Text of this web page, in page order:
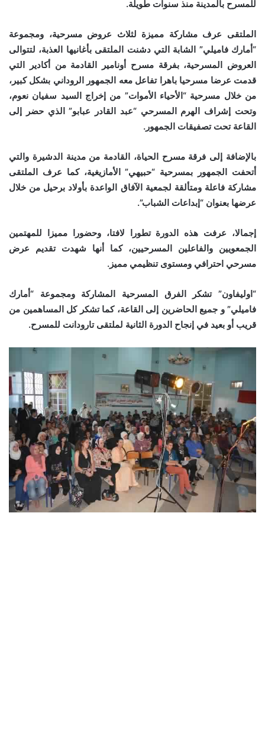
للمسرح بالمدينة منذ سنوات طويلة.
الملتقى عرف مشاركة مميزة لثلاث عروض مسرحية، ومجموعة
“أمارك فاميلي” الشابة التي دشنت الملتقى بأغانيها العذبة، لتتوالى
العروض المسرحية، بفرقة مسرح أونامير القادمة من أكادير التي
قدمت عرضا مسرحيا باهرا تفاعل معه الجمهور الروداني بشكل كبير،
من خلال مسرحية “الأحياء الأموات” من إخراج السيد سفيان نعوم،
وتحت إشراف الهرم المسرحي “عبد القادر عبابو” الذي حضر إلى
القاعة تحت تصفيقات الجمهور.
بالإضافة إلى فرقة مسرح الحياة، القادمة من مدينة الدشيرة والتي
أتحفت الجمهور بمسرحية “حبيهي” الأمازيغية، كما عرف الملتقى
مشاركة فاعلة ومتألقة لجمعية الآفاق الواعدة بأولاد برحيل من خلال
عرضها بعنوان “إبداعات الشباب”.
إجمالا، عرفت هذه الدورة تطورا لافتا، وحضورا مميزا للمهتمين
الجمعويين والفاعلين المسرحيين، كما أنها شهدت تقديم عرض
مسرحي احترافي ومستوى تنظيمي مميز.
“اوليفاون” تشكر الفرق المسرحية المشاركة ومجموعة “أمارك
فاميلي” و جميع الحاضرين إلى القاعة، كما تشكر كل المساهمين من
قريب أو بعيد في إنجاح الدورة الثانية لملتقى تارودانت للمسرح.